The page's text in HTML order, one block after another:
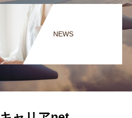
NEWS